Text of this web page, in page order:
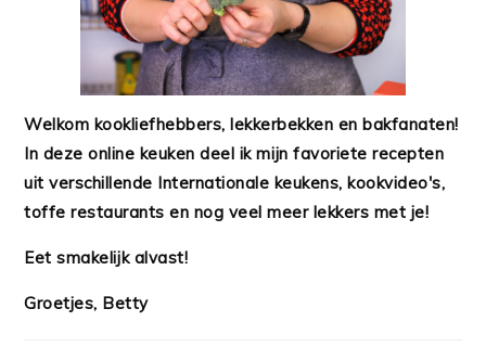
Welkom kookliefhebbers, lekkerbekken en bakfanaten!
In deze online keuken deel ik mijn favoriete recepten
uit verschillende Internationale keukens, kookvideo's,
toffe restaurants en nog veel meer lekkers met je!
Eet smakelijk alvast!
Groetjes, Betty